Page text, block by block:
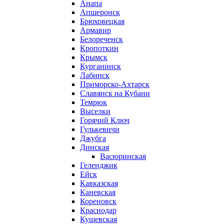
Анапа
Апшеронск
Брюховецкая
Армавир
Белореченск
Кропоткин
Крымск
Курганинск
Лабинск
Приморско-Ахтарск
Славянск на Кубани
Темрюк
Выселки
Горячий Ключ
Гулькевичи
Джубга
Динская
Васюринская
Геленджик
Ейск
Кавказская
Каневская
Кореновск
Краснодар
Кущевская